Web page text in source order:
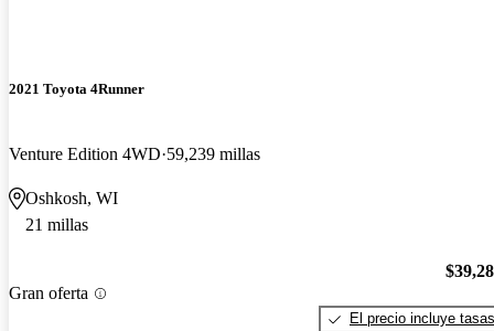
2021 Toyota 4Runner
Venture Edition 4WD 59,239 millas
Oshkosh, WI
21 millas
Gran oferta
El precio incluye tasas